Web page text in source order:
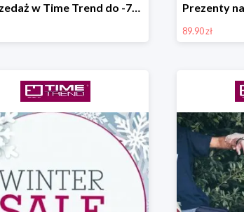
Wyprzedaż w Time Trend do -70%
89.90 zł